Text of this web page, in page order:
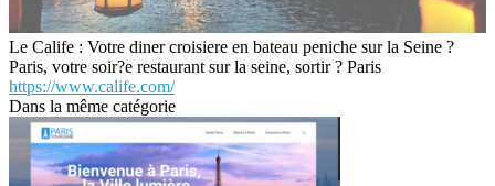
Le Calife : Votre diner croisiere en bateau peniche sur la Seine ?
Paris, votre soir?e restaurant sur la seine, sortir ? Paris
https://www.calife.com/
Dans la même catégorie